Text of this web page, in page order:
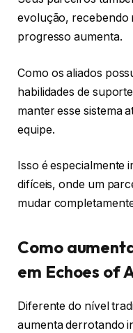
evolução, recebendo
progresso aumenta.
Como os aliados
habilidades de
manter esse sistema
equipe.
Isso é especialmente
difíceis, onde um
mudar
Como
em Echoes of
Diferente do nível
aumenta derrotando